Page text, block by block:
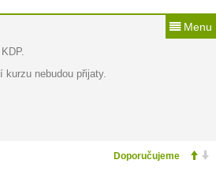
Menu
kurzu nebudou přijaty.